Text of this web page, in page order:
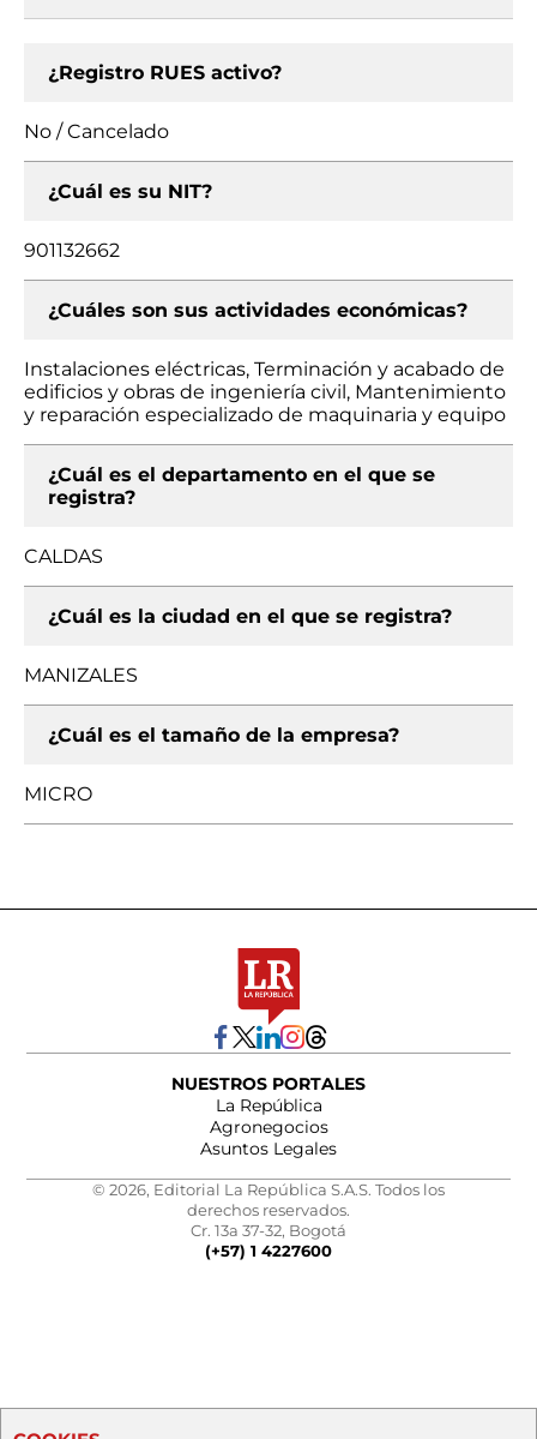
¿Registro RUES activo?
No / Cancelado
¿Cuál es su NIT?
901132662
¿Cuáles son sus actividades económicas?
Instalaciones eléctricas, Terminación y acabado de
edificios y obras de ingeniería civil, Mantenimiento
y reparación especializado de maquinaria y equipo
¿Cuál es el departamento en el que se
registra?
CALDAS
¿Cuál es la ciudad en el que se registra?
MANIZALES
¿Cuál es el tamaño de la empresa?
MICRO
NUESTROS PORTALES
La República
Agronegocios
Asuntos Legales
© 2026, Editorial La República S.A.S. Todos los
derechos reservados.
Cr. 13a 37-32, Bogotá
(+57) 1 4227600